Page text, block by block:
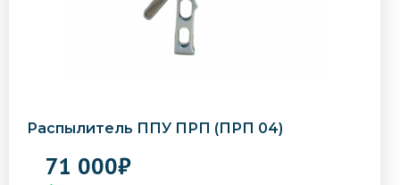
Распылитель ППУ ПРП (ПРП 04)
71 000₽